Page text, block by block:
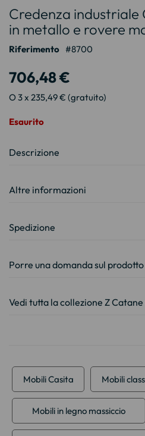
all'inizio
della
galleria
di
Credenza industriale
in metallo e rovere
Riferimento 8700
706,48 €
O 3 x 235,49 € (gratuito)
Esaurito
Descrizione
Altre informazioni
Spedizione
Porre una domanda sul prodotto
Vedi tutta la collezione Z
Mobili Casita Mobili
Mobili in legno massiccio